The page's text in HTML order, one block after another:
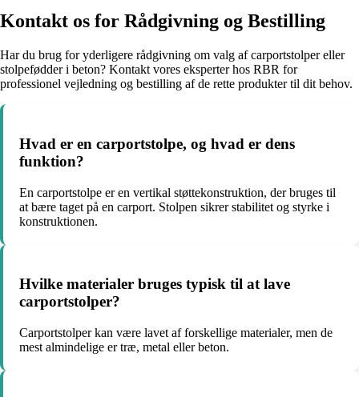
Kontakt os for Rådgivning og Bestilling
Har du brug for yderligere rådgivning om valg af carportstolper eller
stolpefødder i beton? Kontakt vores eksperter hos RBR for
professionel vejledning og bestilling af de rette produkter til dit behov.
Hvad er en carportstolpe, og hvad er dens
funktion?
En carportstolpe er en vertikal støttekonstruktion, der bruges til
at bære taget på en carport. Stolpen sikrer stabilitet og styrke i
konstruktionen.
Hvilke materialer bruges typisk til at lave
carportstolper?
Carportstolper kan være lavet af forskellige materialer, men de
mest almindelige er træ, metal eller beton.